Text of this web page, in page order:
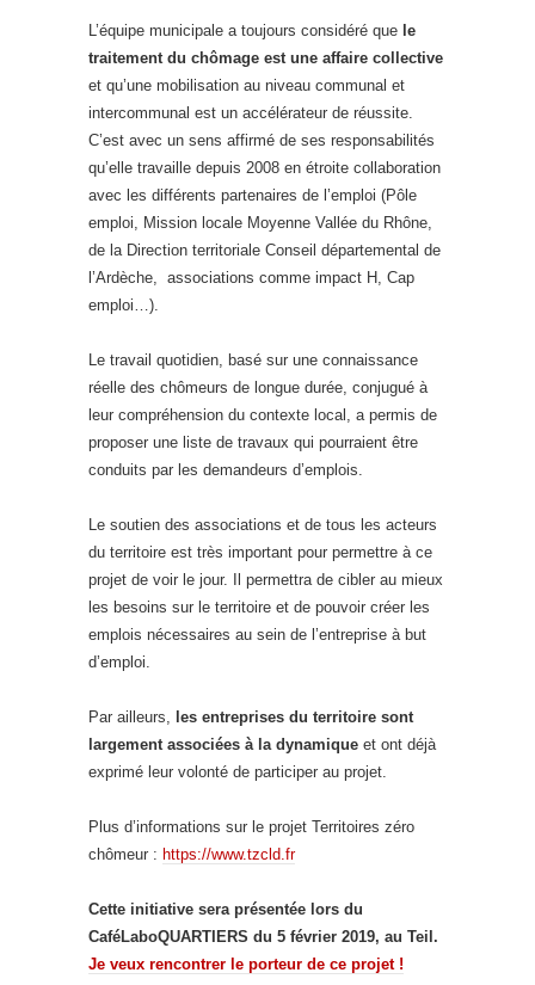
L’équipe municipale a toujours considéré que le
traitement du chômage est une affaire collective
et qu’une mobilisation au niveau communal et
intercommunal est un accélérateur de réussite.
C’est avec un sens affirmé de ses responsabilités
qu’elle travaille depuis 2008 en étroite collaboration
avec les différents partenaires de l’emploi (Pôle
emploi, Mission locale Moyenne Vallée du Rhône,
de la Direction territoriale Conseil départemental de
l’Ardèche, associations comme impact H, Cap
emploi…).
Le travail quotidien, basé sur une connaissance
réelle des chômeurs de longue durée, conjugué à
leur compréhension du contexte local, a permis de
proposer une liste de travaux qui pourraient être
conduits par les demandeurs d’emplois.
Le soutien des associations et de tous les acteurs
du territoire est très important pour permettre à ce
projet de voir le jour. Il permettra de cibler au mieux
les besoins sur le territoire et de pouvoir créer les
emplois nécessaires au sein de l’entreprise à but
d’emploi.
Par ailleurs, les entreprises du territoire sont
largement associées à la dynamique et ont déjà
exprimé leur volonté de participer au projet.
Plus d’informations sur le projet Territoires zéro
chômeur : https://www.tzcld.fr
Cette initiative sera présentée lors du
CaféLaboQUARTIERS du 5 février 2019, au Teil.
Je veux rencontrer le porteur de ce projet !